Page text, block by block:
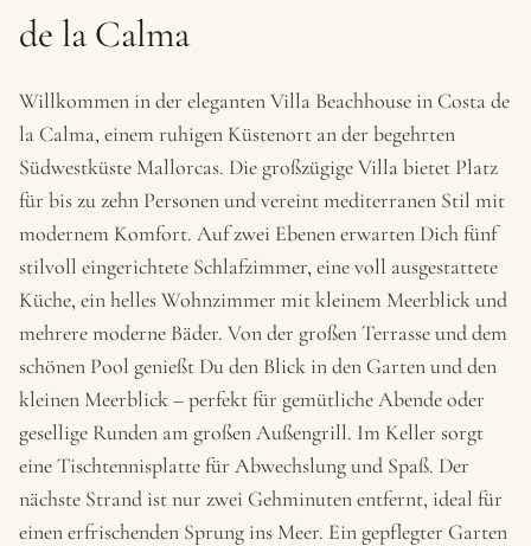
de la Calma
Willkommen in der eleganten Villa Beachhouse in Costa de
la Calma, einem ruhigen Küstenort an der begehrten
Südwestküste Mallorcas. Die großzügige Villa bietet Platz
für bis zu zehn Personen und vereint mediterranen Stil mit
modernem Komfort. Auf zwei Ebenen erwarten Dich fünf
stilvoll eingerichtete Schlafzimmer, eine voll ausgestattete
Küche, ein helles Wohnzimmer mit kleinem Meerblick und
mehrere moderne Bäder. Von der großen Terrasse und dem
schönen Pool genießt Du den Blick in den Garten und den
kleinen Meerblick – perfekt für gemütliche Abende oder
gesellige Runden am großen Außengrill. Im Keller sorgt
eine Tischtennisplatte für Abwechslung und Spaß. Der
nächste Strand ist nur zwei Gehminuten entfernt, ideal für
einen erfrischenden Sprung ins Meer. Ein gepflegter Garten